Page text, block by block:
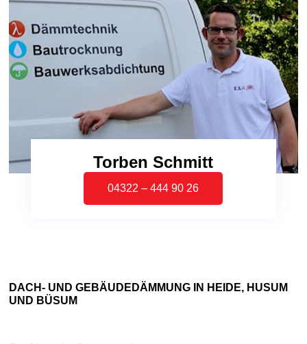
Torben Schmitt
04322 – 444 90 26
DACH- UND GEBÄUDEDÄMMUNG IN HEIDE, HUSUM
UND BÜSUM